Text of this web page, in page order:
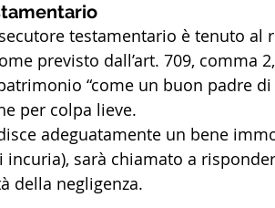
testamentario è tenuto al
previsto dall’art. 709, comma
“come un buon padre di
per colpa lieve.
adeguatamente un bene
sarà chiamato a
della negligenza.